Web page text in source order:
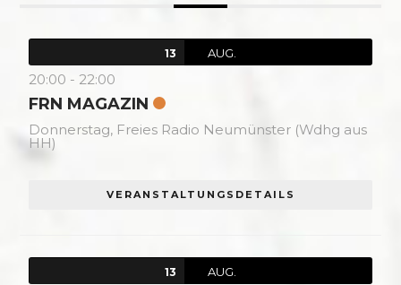
13 AUG.
20:00 - 22:00
FRN MAGAZIN
Donnerstag, Freies Radio Neumünster (Wdhg aus
HH)
VERANSTALTUNGSDETAILS
13 AUG.